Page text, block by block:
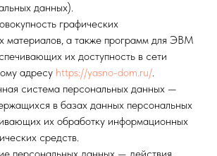
данных).
графических
материалов, а также программ для ЭВМ
их доступность в сети
адресу https://yasno-dom.ru/.
система персональных данных —
в базах данных персональных
их обработку информационных
средств.